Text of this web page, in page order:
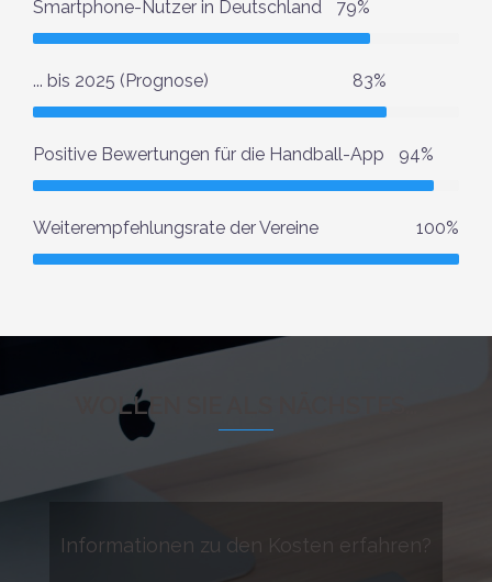
Smartphone-Nutzer in Deutschland 79%
... bis 2025 (Prognose) 83%
Positive Bewertungen für die Handball-App 94%
Weiterempfehlungsrate der Vereine 100%
WOLLEN SIE ALS NÄCHSTES…
Informationen zu den Kosten erfahren?